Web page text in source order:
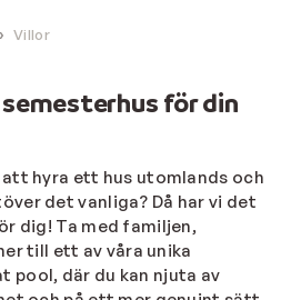
Villor
för din
hyra ett hus utomlands och
det vanliga? Då har vi det
dig! Ta med familjen,
till ett av våra unika
pool, där du kan njuta av